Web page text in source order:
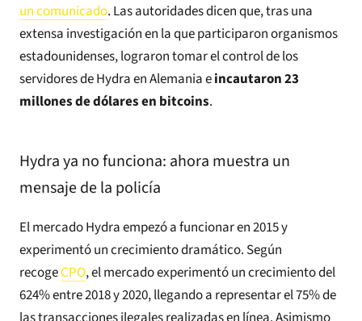
un comunicado. Las autoridades dicen que, tras una
extensa investigación en la que participaron organismos
estadounidenses, lograron tomar el control de los
servidores de Hydra en Alemania eincautaron 23
millones de dólares en bitcoins.
Hydra ya no funciona: ahora muestra un
mensaje de la policía
El mercado Hydra empezó a funcionar en 2015 y
experimentó un crecimiento dramático. Según
recogeCPO, el mercado experimentó un crecimiento del
624% entre 2018 y 2020, llegando a representar el 75% de